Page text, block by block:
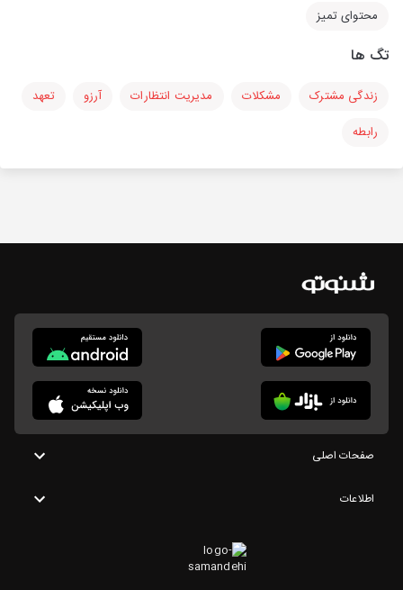
محتوای تمیز
تگ ها
زندگی مشترک مشکلات مدیریت انتظارات آرزو
تعهد
رابطه
صفحات اصلی
اطلاعات